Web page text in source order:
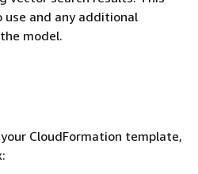
use and any additional
model.
CloudFormation template,